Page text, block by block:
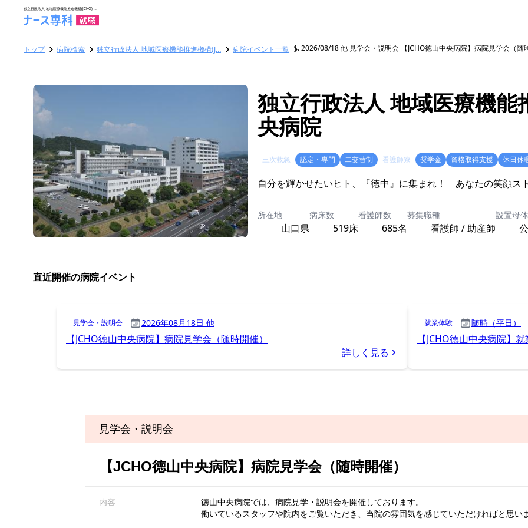
見学会・説明会
【JCHO徳山中央病院】病院見学会（随時開催）
内容
徳山中央病院では、病院見学・説明会を開催しております。
働いているスタッフや院内をご覧いただき、当院の雰囲気を感じていただければと思い